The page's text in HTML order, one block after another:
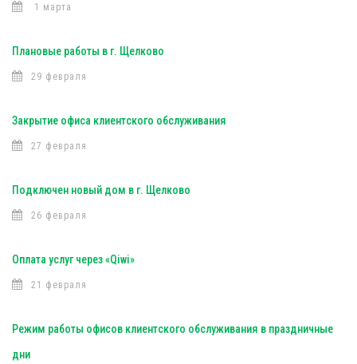
1 марта
Плановые работы в г. Щелково
29 февраля
Закрытие офиса клиентского обслуживания
27 февраля
Подключен новый дом в г. Щелково
26 февраля
Оплата услуг через «Qiwi»
21 февраля
Режим работы офисов клиентского обслуживания в праздничные
дни